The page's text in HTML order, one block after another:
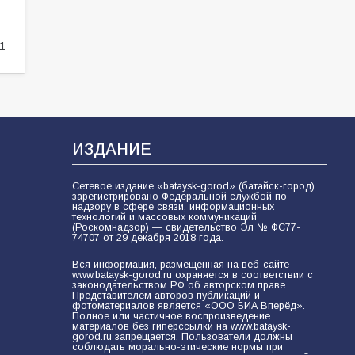
85 01.08.2026
почему заявления Киева о
мобилизации — это отчаяние, а не
разведка
81 02.08.2026
ИЗДАНИЕ
Сетевое издание «bataysk-gorod» (батайск-город)
зарегистрировано Федеральной службой по
надзору в сфере связи, информационных
технологий и массовых коммуникаций
(Роскомнадзор) — свидетельство Эл № ФС77-
74707 от 29 декабря 2018 года.
Вся информация, размещенная на веб-сайте
www.bataysk-gorod.ru охраняется в соответствии с
законодательством РФ об авторском праве.
Представителем авторов публикаций и
фотоматериалов является «ООО БИА Вперёд».
Полное или частичное воспроизведение
материалов без гиперссылки на www.bataysk-
gorod.ru запрещается. Пользователи должны
соблюдать морально-этические нормы при